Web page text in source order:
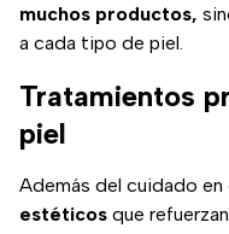
muchos productos,
a cada tipo de piel.
Tratamientos
piel
Además del cuidado en
estéticos que